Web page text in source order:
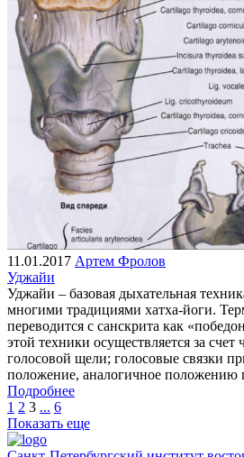
11.01.2017 Артем Фролов
Уджайи
Уджайи – базовая дыхательная
многими традициями хатха-йоги.
переводится с санскрита как
этой техники осуществляется за счет
голосовой щели; голосовые связки
положение, аналогичное положению
Подробнее
1 2 3 ... 6
Показать еще